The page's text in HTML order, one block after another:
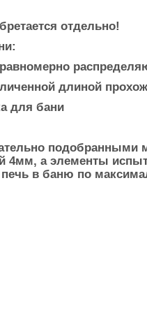
отдельно!
длиной
для бани
4мм, а элементы
в баню по